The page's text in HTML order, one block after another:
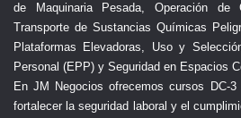
de Maquinaria Pesada, Operación de
Transporte de Sustancias Químicas
Plataformas Elevadoras, Uso y
Personal (EPP) y Seguridad en Espacios
En JM Negocios ofrecemos cursos DC-
fortalecer la seguridad laboral y el